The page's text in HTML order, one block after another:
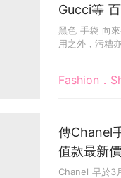
Fashion．
Gucci等
黑色 手袋 向
用之外，污糟
傳Chanel
值款最新
Chanel 早於3